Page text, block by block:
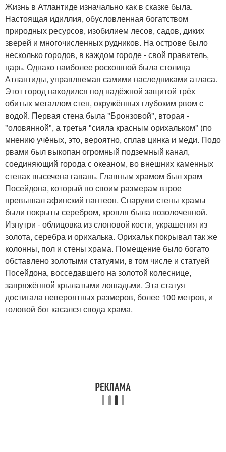
Жизнь в Атлантиде изначально как в сказке была.
Настоящая идиллия, обусловленная богатством
природных ресурсов, изобилием лесов, садов, диких
зверей и многочисленных рудников. На острове было
несколько городов, в каждом городе - свой правитель,
царь. Однако наиболее роскошной была столица
Атлантиды, управляемая самими наследниками атласа.
Этот город находился под надёжной защитой трёх
обитых металлом стен, окружённых глубоким рвом с
водой. Первая стена была "Бронзовой", вторая -
"оловянной", а третья "сияла красным орихальком" (по
мнению учёных, это, вероятно, сплав цинка и меди. Подо
рвами был выкопан огромный подземный канал,
соединяющий города с океаном, во внешних каменных
стенах высечена гавань. Главным храмом был храм
Посейдона, который по своим размерам втрое
превышал афинский пантеон. Снаружи стены храмы
были покрыты серебром, кровля была позолоченной.
Изнутри - облицовка из слоновой кости, украшения из
золота, серебра и орихалька. Орихальк покрывал так же
колонны, пол и стены храма. Помещение было богато
обставлено золотыми статуями, в том числе и статуей
Посейдона, восседавшего на золотой колеснице,
запряжённой крылатыми лошадьми. Эта статуя
достигала невероятных размеров, более 100 метров, и
головой бог касался свода храма.